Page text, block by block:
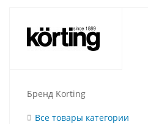
Бренд Korting
Все товары категории